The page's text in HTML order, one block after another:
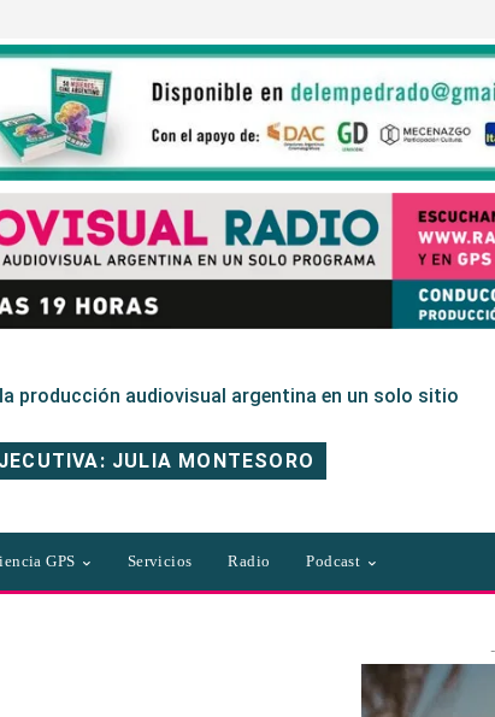
producción audiovisual argentina en un solo sitio
JULIA MONTESORO
GPS Servicios Radio Podcast